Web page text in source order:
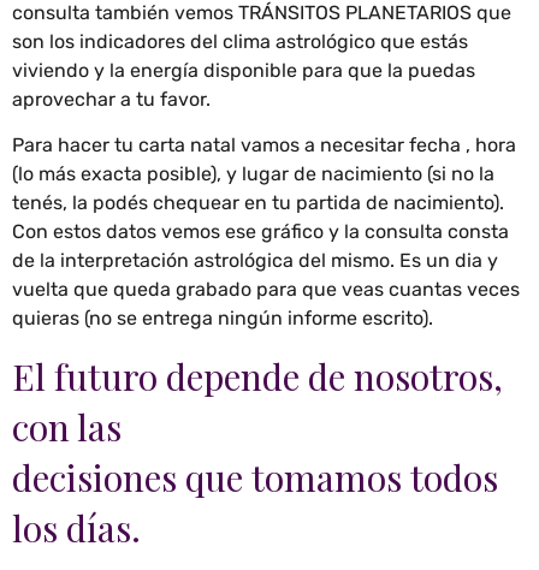
consulta también vemos TRÁNSITOS PLANETARIOS que
son los indicadores del clima astrológico que estás
viviendo y la energía disponible para que la puedas
aprovechar a tu favor.
Para hacer tu carta natal vamos a necesitar fecha , hora
(lo más exacta posible), y lugar de nacimiento (si no la
tenés, la podés chequear en tu partida de nacimiento).
Con estos datos vemos ese gráfico y la consulta consta
de la interpretación astrológica del mismo. Es un dia y
vuelta que queda grabado para que veas cuantas veces
quieras (no se entrega ningún informe escrito).
El futuro depende de nosotros,
con las
decisiones que tomamos todos
los días.